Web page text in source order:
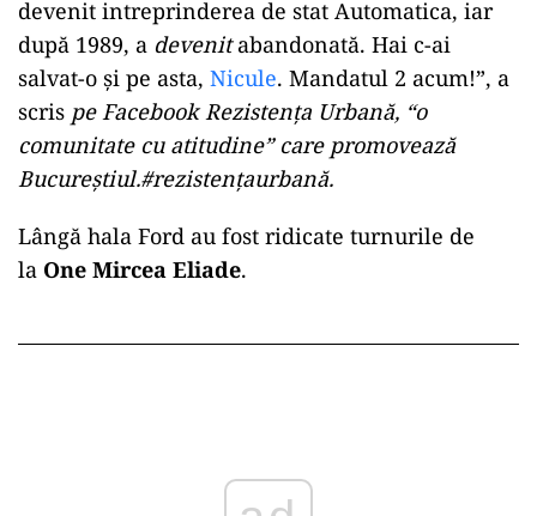
devenit intreprinderea de stat Automatica, iar
după 1989, a devenitabandonată. Hai c-ai
salvat-o și pe asta, Nicule. Mandatul 2 acum!”, a
scris pe Facebook Rezistența Urbană, “o
comunitate cu atitudine” care promovează
Bucureștiul.#rezistențaurbană.
Lângă hala Ford au fost ridicate turnurile de
la One Mircea Eliade.